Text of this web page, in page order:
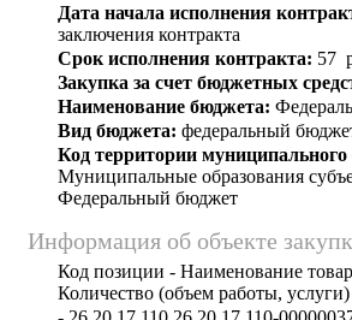
Дата начала исполнения
заключения контракта
Срок исполнения контракта: 57
Закупка за счет бюджетных
Наименование бюджета:
Вид бюджета: федеральный
Код территории муниципального
Муниципальные образования
Федеральный бюджет
Информация об объекте
Код позиции - Наименование
Количество (объем работы,